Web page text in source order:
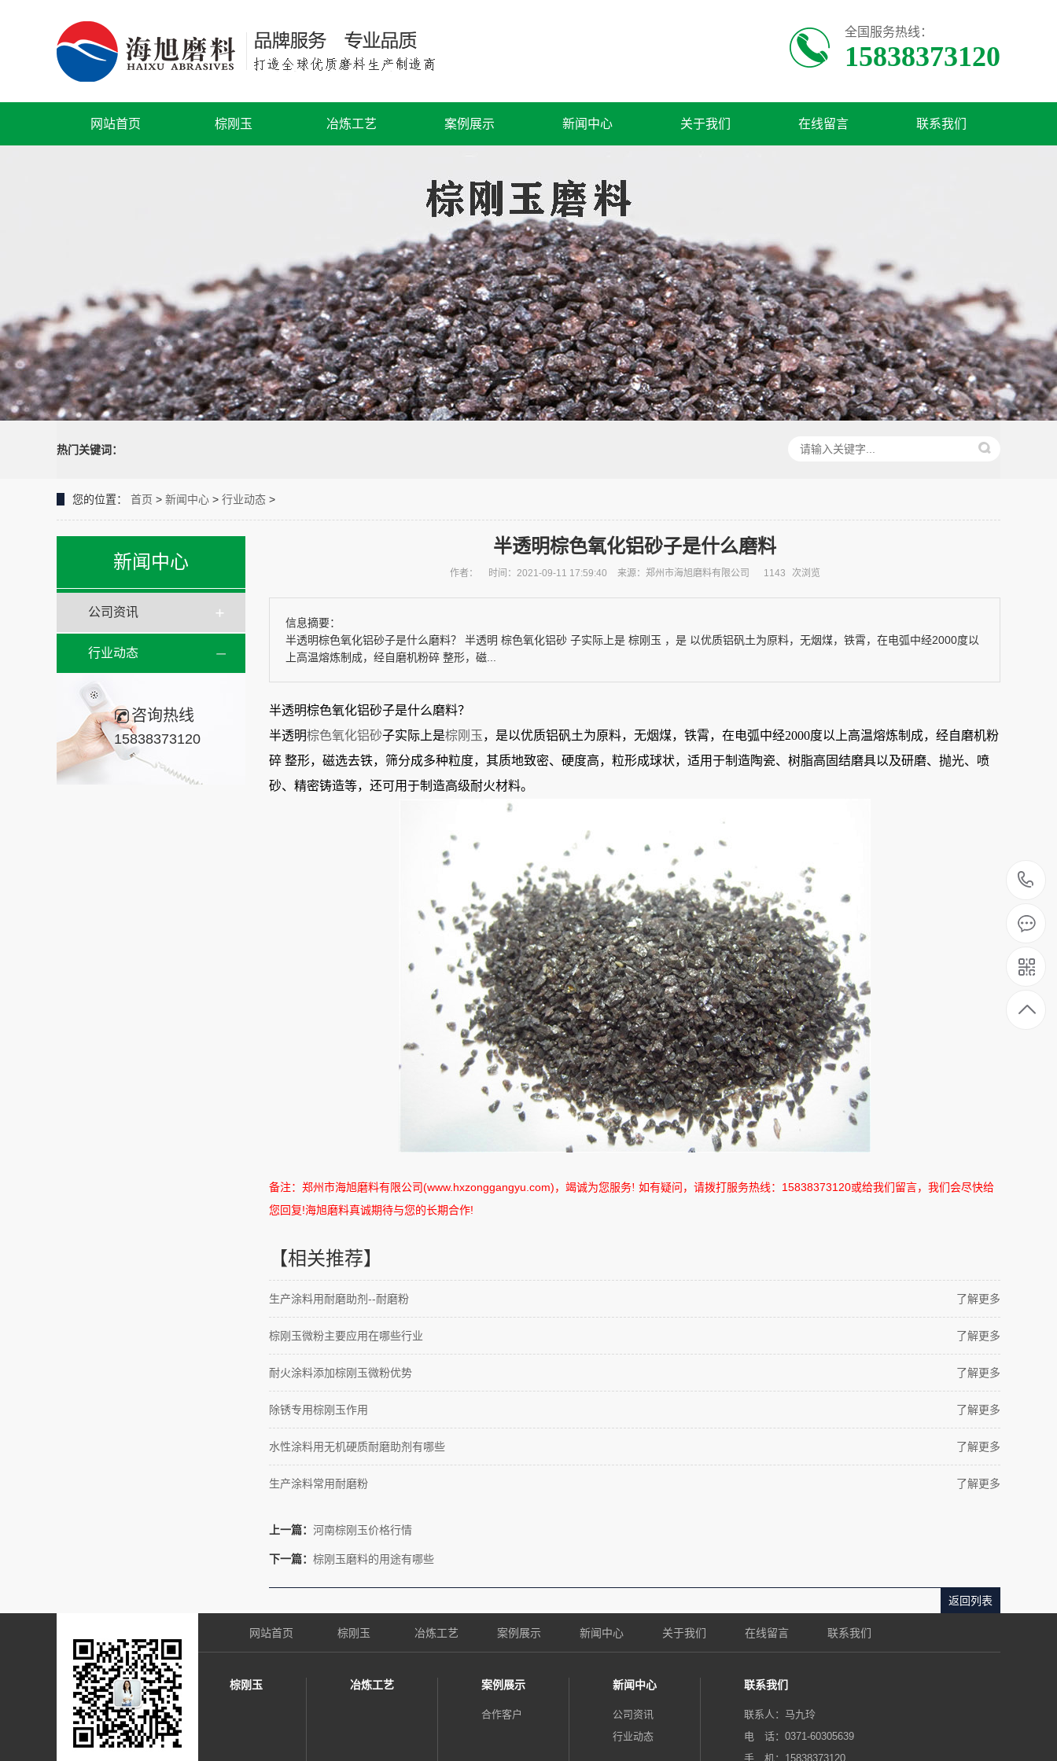
全国服务热线：
15838373120
网站首页 棕刚玉 冶炼工艺 案例展示 新闻中心 关于我们 在线留言 联系我们
热门关键词：
您的位置： 首页 > 新闻中心 > 行业动态 >
新闻中心
公司资讯
行业动态
咨询热线
15838373120
半透明棕色氧化铝砂子是什么磨料
作者： 时间：2021-09-11 17:59:40 来源：郑州市海旭磨料有限公司 1143 次浏览
信息摘要：
半透明棕色氧化铝砂子是什么磨料？ 半透明 棕色氧化铝砂 子实际上是 棕刚玉 ，是 以优质铝矾土为原料，无烟煤，铁霄，在电弧中经2000度以
上高温熔炼制成，经自磨机粉碎 整形，磁...
半透明棕色氧化铝砂子是什么磨料？
半透明棕色氧化铝砂子实际上是棕刚玉 ，是以优质铝矾土为原料，无烟煤，铁霄，在电弧中经2000度以上高温熔炼制成，经自磨机粉
碎 整形，磁选去铁，筛分成多种粒度，其质地致密、硬度高，粒形成球状，适用于制造陶瓷、树脂高固结磨具以及研磨、抛光、喷
砂、精密铸造等，还可用于制造高级耐火材料。
备注：郑州市海旭磨料有限公司(www.hxzonggangyu.com)，竭诚为您服务! 如有疑问，请拨打服务热线： 15838373120或给我们留言，我们会尽快给
您回复!海旭磨料真诚期待与您的长期合作!
【相关推荐】
了解更多
生产涂料用耐磨助剂--耐磨粉
了解更多
棕刚玉微粉主要应用在哪些行业
了解更多
耐火涂料添加棕刚玉微粉优势
了解更多
除锈专用棕刚玉作用
了解更多
水性涂料用无机硬质耐磨助剂有哪些
了解更多
生产涂料常用耐磨粉
上一篇： 河南棕刚玉价格行情
下一篇： 棕刚玉磨料的用途有哪些
返回列表
网站首页 棕刚玉 冶炼工艺 案例展示 新闻中心 关于我们 在线留言 联系我们
棕刚玉 冶炼工艺 案例展示
合作客户
新闻中心
公司资讯
行业动态
联系我们
联系人：马九玲
电 话：0371-60305639
手 机：15838373120